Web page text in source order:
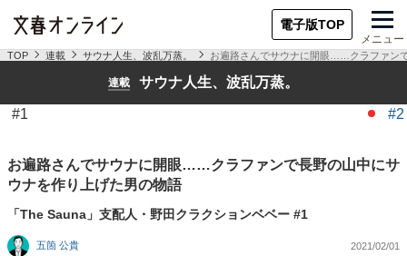
電子版TOP
メニュー
TOP 連載 サウナ人生、波乱万蒸。 お遍路さんでサウナに開眼……クラファン
連載 サウナ人生、波乱万蒸。
#1 #2
お遍路さんでサウナに開眼……クラファンで長野の山中にサ
ウナを作り上げた男の物語
「The Sauna」支配人・野田クラクションベベー #1
五箇 公貴 2021/02/01